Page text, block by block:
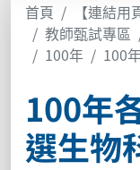
首頁 【連結用
教師甄試專區
100年
100
100年
選生物